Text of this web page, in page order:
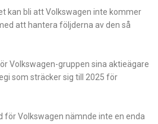
kan bli att Volkswagen inte kommer
att hantera följderna av den så
Volkswagen-gruppen sina aktieägare
som sträcker sig till 2025 för
för Volkswagen nämnde inte en enda